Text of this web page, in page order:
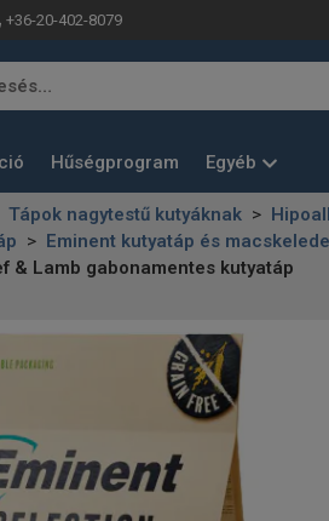
+36-20-402-8079
Hűségprogram Egyéb
Tápok nagytestű kutyáknak
Eminent kutyatáp és
& Lamb gabonamentes kutyatáp